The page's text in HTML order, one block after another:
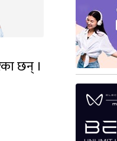
छन् ।